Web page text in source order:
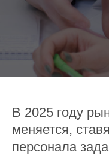
В 2025 году
меняется,
персонала